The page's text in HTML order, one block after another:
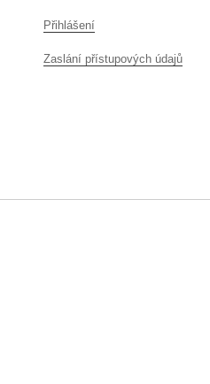
Přihlášení
Zaslání přístupových údajů